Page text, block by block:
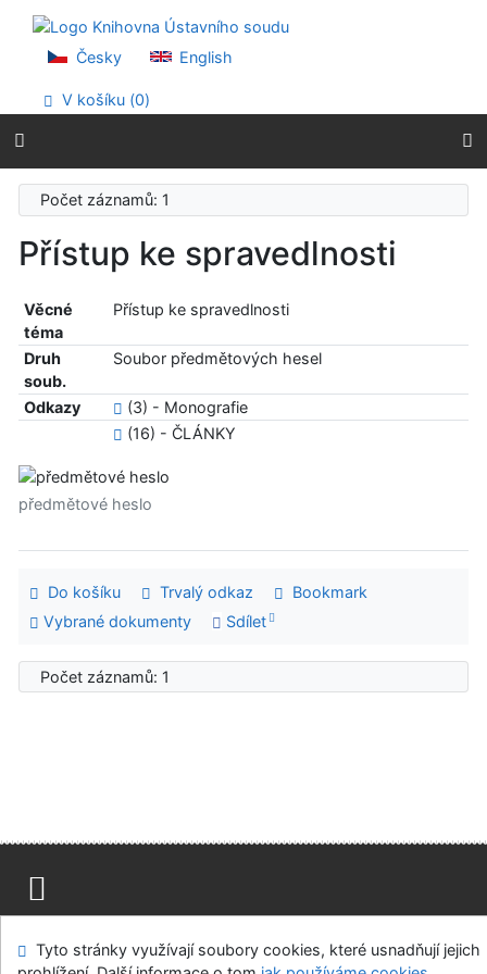
Přejít na menu
Prohlášení o webové přístupnosti
Česky English
V košíku (0)
Počet záznamů: 1
Přístup ke spravedlnosti
Věcné
téma
Přístup ke spravedlnosti
Druh
soub.
Soubor předmětových hesel
Odkazy
(3) - Monografie
(16) - ČLÁNKY
předmětové heslo
Do košíku Trvalý odkaz
Bookmark
Vybrané dokumenty
Sdílet
Počet záznamů: 1
Modul OpenSearch
Napište nám Nastavení cookies
Tyto stránky využívají soubory cookies, které usnadňují jejich